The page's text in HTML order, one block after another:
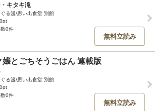
キタキ滝
る漫/思い出食堂 別館
数0件
無料立読み
嬢とごちそうごはん 連載版
る漫/思い出食堂 別館
数0件
無料立読み